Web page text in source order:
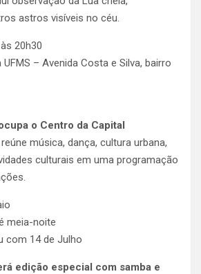
astros visíveis no céu.
20h30
– Avenida Costa e Silva, bairro
o Centro da Capital
música, dança, cultura urbana,
culturais em uma programação
meia-noite
com 14 de Julho
edição especial com samba e